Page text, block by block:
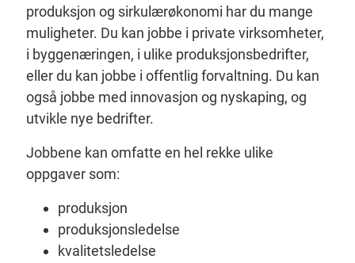
produksjon og sirkulærøkonomi har du mange
muligheter. Du kan jobbe i private virksomheter,
i byggenæringen, i ulike produksjonsbedrifter,
eller du kan jobbe i offentlig forvaltning. Du kan
også jobbe med innovasjon og nyskaping, og
utvikle nye bedrifter.
Jobbene kan omfatte en hel rekke ulike
oppgaver som:
produksjon
produksjonsledelse
kvalitetsledelse